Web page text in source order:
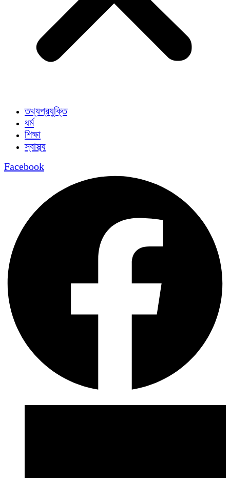
তথ্যপ্রযুক্তি
ধর্ম
শিক্ষা
স্বাস্থ্য
Facebook